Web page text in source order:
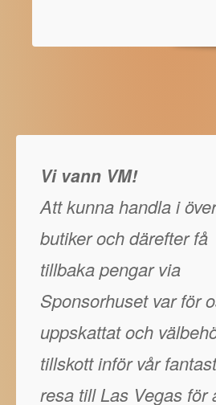
Vi vann VM!
Att kunna handla i
butiker och därefter få
tillbaka pengar via
Sponsorhuset var för
uppskattat och
tillskott inför vår
resa till Las Vegas för